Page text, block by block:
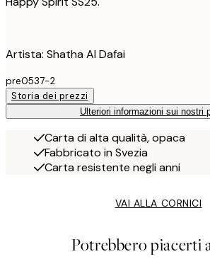
Artista: Shatha Al Dafai
pre0537-2
Storia dei prezzi
Ulteriori informazioni sui nostri
Carta di alta qualità, opaca
Fabbricato in Svezia
Carta resistente negli anni
VAI ALLA CORNICI
Potrebbero piacerti